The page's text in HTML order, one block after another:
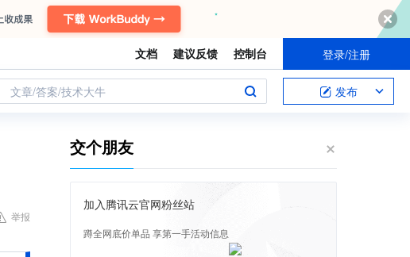
文档 建议反馈 控制台 登录/注册
文章/答案/技术大牛 发布
举报
交个朋友
加入腾讯云官网粉丝站
蹲全网底价单品 享第一手活动信息